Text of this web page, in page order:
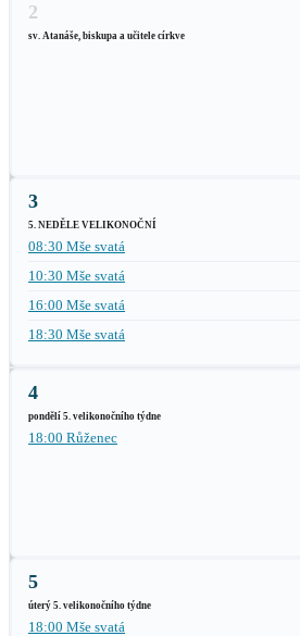
2
sv. Atanáše, biskupa a učitele církve
3
5. NEDĚLE VELIKONOČNÍ
08:30 Mše svatá
10:30 Mše svatá
16:00 Mše svatá
18:30 Mše svatá
4
pondělí 5. velikonočního týdne
18:00 Růženec
5
úterý 5. velikonočního týdne
18:00 Mše svatá